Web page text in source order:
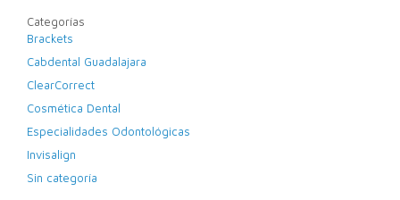
Categorías
Brackets
Cabdental Guadalajara
ClearCorrect
Cosmética Dental
Especialidades Odontológicas
Invisalign
Sin categoría